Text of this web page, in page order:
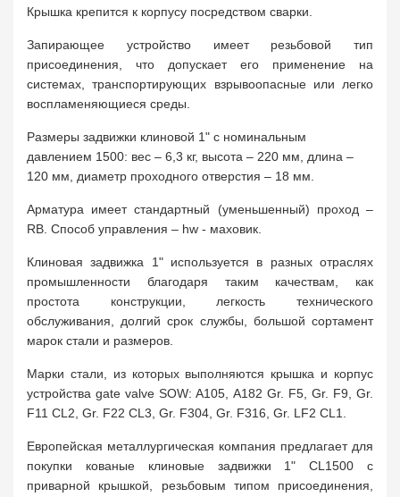
Крышка крепится к корпусу посредством сварки.
Запирающее устройство имеет резьбовой тип
присоединения, что допускает его применение на
системах, транспортирующих взрывоопасные или легко
воспламеняющиеся среды.
Размеры задвижки клиновой 1" с номинальным
давлением 1500: вес – 6,3 кг, высота – 220 мм, длина –
120 мм, диаметр проходного отверстия – 18 мм.
Арматура имеет стандартный (уменьшенный) проход –
RB. Способ управления – hw - маховик.
Клиновая задвижка 1" используется в разных отраслях
промышленности благодаря таким качествам, как
простота конструкции, легкость технического
обслуживания, долгий срок службы, большой сортамент
марок стали и размеров.
Марки стали, из которых выполняются крышка и корпус
устройства gate valve SOW: A105, A182 Gr. F5, Gr. F9, Gr.
F11 CL2, Gr. F22 CL3, Gr. F304, Gr. F316, Gr. LF2 CL1.
Европейская металлургическая компания предлагает для
покупки кованые клиновые задвижки 1" CL1500 с
приварной крышкой, резьбовым типом присоединения,